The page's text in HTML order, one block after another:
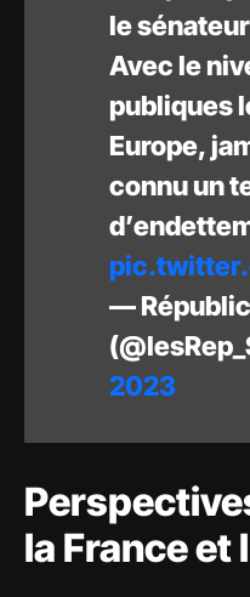
le sénateur
Avec le
publiques
Europe,
connu un
—
2023
la France et